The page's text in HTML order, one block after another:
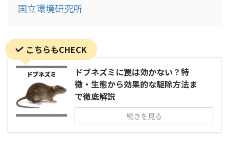
国立環境研究所
こちらもCHECK
ドブネズミに罠は効かない？特
徴・生態から効果的な駆除方法ま
で徹底解説
続きを見る